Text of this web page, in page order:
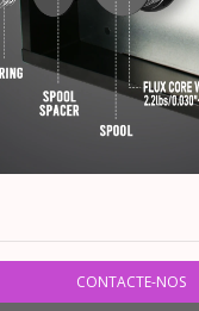
CONTACTE-NOS